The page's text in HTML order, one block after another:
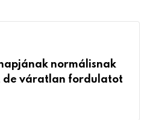
normálisnak
de váratlan fordulatot